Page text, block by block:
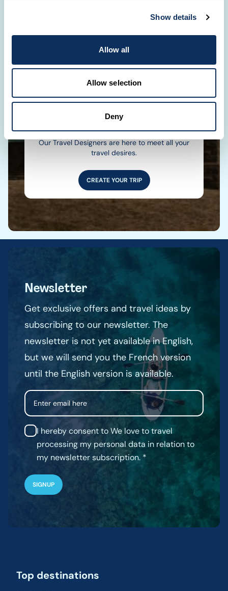
Show details
Allow all
Allow selection
Deny
dreams!
Need help?
Our Travel Designers are here to meet all your
travel desires.
CREATE YOUR TRIP
Newsletter
Get exclusive offers and travel ideas by
subscribing to our newsletter. The
newsletter is not yet available in English,
but we will send you the French version
until the English version is available.
Email
I hereby consent to We love to travel
processing my personal data in relation to
my newsletter subscription.
Top destinations